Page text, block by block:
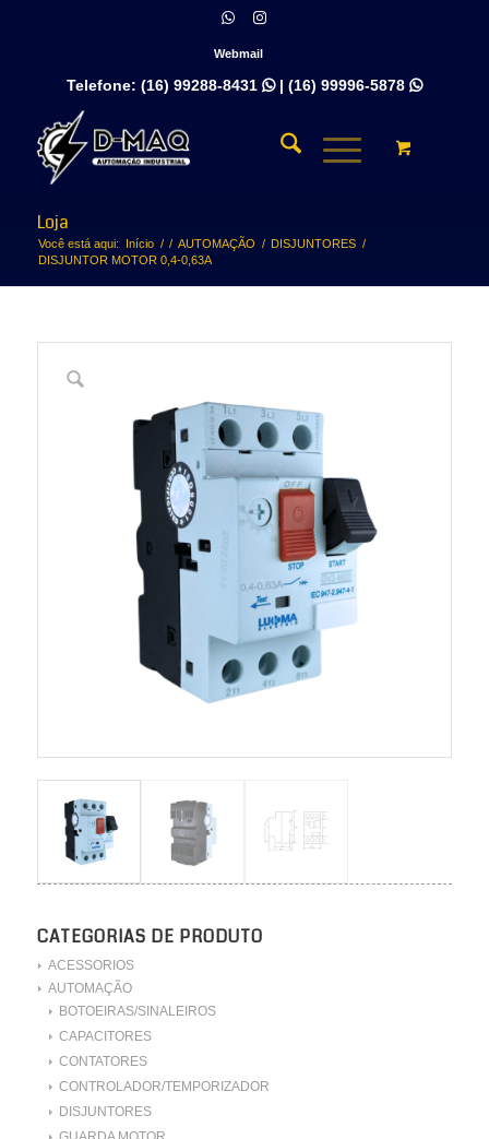
Webmail
Telefone: (16) 99288-8431 | (16) 99996-5878 
Loja
Você está aqui: Início / / AUTOMAÇÃO / DISJUNTORES /
DISJUNTOR MOTOR 0,4-0,63A
CATEGORIAS DE PRODUTO
ACESSORIOS
AUTOMAÇÃO
BOTOEIRAS/SINALEIROS
CAPACITORES
CONTATORES
CONTROLADOR/TEMPORIZADOR
DISJUNTORES